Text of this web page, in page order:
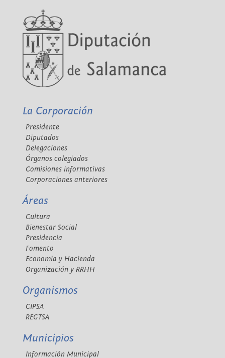
La Corporación
Presidente
Diputados
Delegaciones
Órganos colegiados
Comisiones informativas
Corporaciones anteriores
Áreas
Cultura
Bienestar Social
Presidencia
Fomento
Economía y Hacienda
Organización y RRHH
Organismos
CIPSA
REGTSA
Municipios
Información Municipal